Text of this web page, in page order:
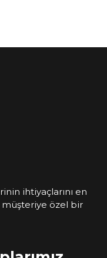
ihtiyaçlarını en
müşteriye özel bir